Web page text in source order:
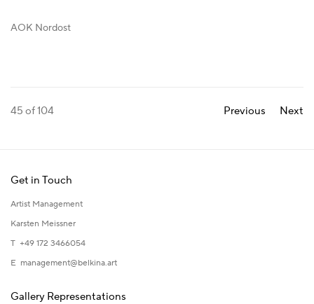
AOK Nordost
Previous Next
45 of 104
Get in Touch
Artist Management
Karsten Meissner
T +49 172 3466054
E management@belkina.art
Gallery Representations